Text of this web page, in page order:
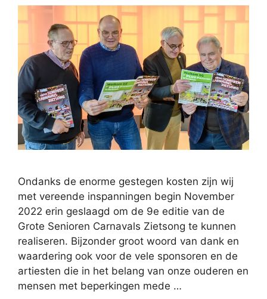
Ondanks de enorme gestegen kosten zijn wij
met vereende inspanningen begin November
2022 erin geslaagd om de 9e editie van de
Grote Senioren Carnavals Zietsong te kunnen
realiseren. Bijzonder groot woord van dank en
waardering ook voor de vele sponsoren en de
artiesten die in het belang van onze ouderen en
mensen met beperkingen mede …